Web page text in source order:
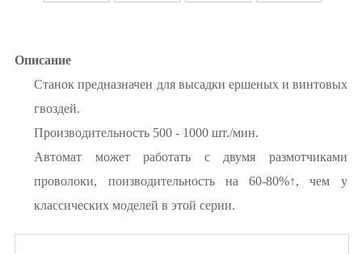
Описание
Станок предназначен для высадки ершеных и винтовых
гвоздей.
Производительность 500 - 1000 шт./мин.
Автомат может работать с двумя размотчиками
проволоки, поизводительность на 60-80%↑, чем у
классических моделей в этой серии.